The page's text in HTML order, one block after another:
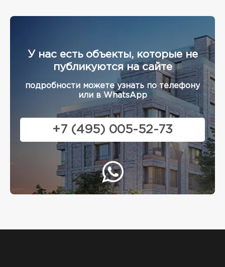
У нас есть объекты, которые не
публикуются на сайте
подробности можете узнать по телефону
или в WhatsApp
+7 (495) 005-52-73